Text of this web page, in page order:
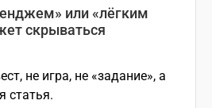
или «лёгким
скрываться
не игра, не «задание», а
статья.